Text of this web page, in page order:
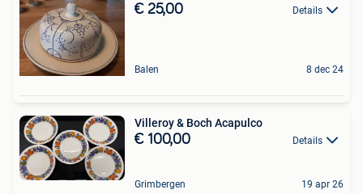
€ 25,00 Details
Balen 8 dec 24
Villeroy & Boch Acapulco
€ 100,00 Details
Grimbergen 19 apr 26